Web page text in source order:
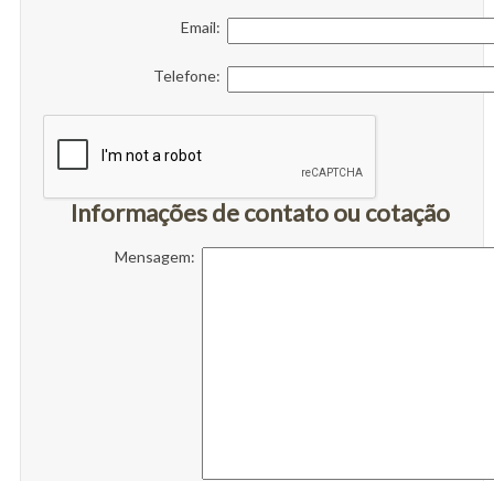
Email:
Telefone:
Informações de contato ou cotação
Mensagem: